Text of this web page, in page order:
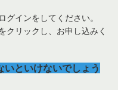
インをしてください。
クリックし、お申し込みく
といけないでしょう